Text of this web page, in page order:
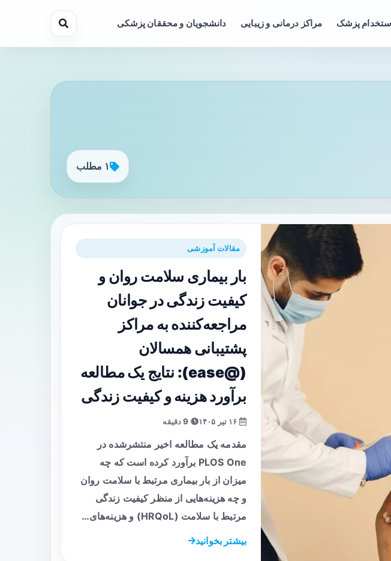
استخدام پزشک مراکز درمانی و زیبایی دانشجویان و محققان پزشکی
۱ مطلب
مقالات آموزشی
بار بیماری سلامت روان و
کیفیت زندگی در جوانان
مراجعه‌کننده به مراکز
پشتیبانی همسالان
(@ease): نتایج یک مطالعه
برآورد هزینه و کیفیت زندگی
مقدمه یک مطالعه اخیر منتشرشده در
PLOS One برآورد کرده است که چه
میزان از بار بیماری مرتبط با سلامت روان
و چه هزینه‌هایی از منظر کیفیت زندگی
مرتبط با سلامت (HRQoL) و هزینه‌های…
بیشتر بخوانید